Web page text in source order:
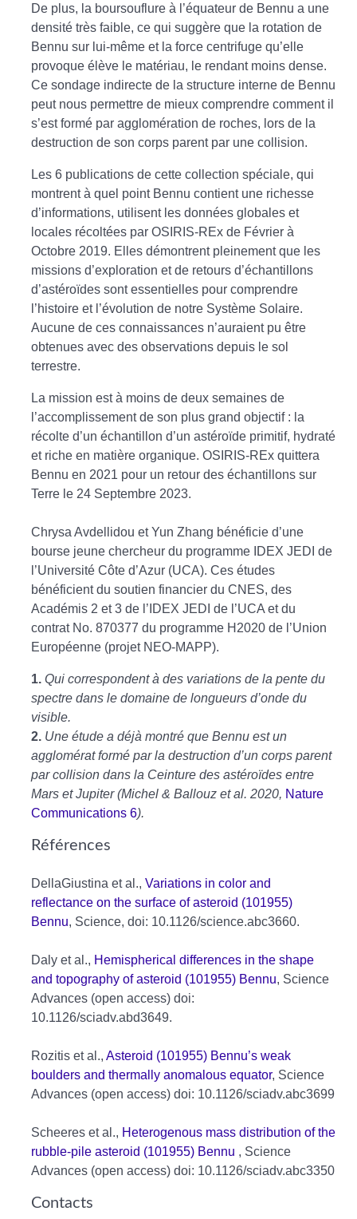
De plus, la boursouflure à l’équateur de Bennu a une
densité très faible, ce qui suggère que la rotation de
Bennu sur lui-même et la force centrifuge qu’elle
provoque élève le matériau, le rendant moins dense.
Ce sondage indirecte de la structure interne de Bennu
peut nous permettre de mieux comprendre comment il
s’est formé par agglomération de roches, lors de la
destruction de son corps parent par une collision.
Les 6 publications de cette collection spéciale, qui
montrent à quel point Bennu contient une richesse
d’informations, utilisent les données globales et
locales récoltées par OSIRIS-REx de Février à
Octobre 2019. Elles démontrent pleinement que les
missions d’exploration et de retours d’échantillons
d’astéroïdes sont essentielles pour comprendre
l’histoire et l’évolution de notre Système Solaire.
Aucune de ces connaissances n’auraient pu être
obtenues avec des observations depuis le sol
terrestre.
La mission est à moins de deux semaines de
l’accomplissement de son plus grand objectif : la
récolte d’un échantillon d’un astéroïde primitif, hydraté
et riche en matière organique. OSIRIS-REx quittera
Bennu en 2021 pour un retour des échantillons sur
Terre le 24 Septembre 2023.
Chrysa Avdellidou et Yun Zhang bénéficie d’une
bourse jeune chercheur du programme IDEX JEDI de
l’Université Côte d’Azur (UCA). Ces études
bénéficient du soutien financier du CNES, des
Académis 2 et 3 de l’IDEX JEDI de l’UCA et du
contrat No. 870377 du programme H2020 de l’Union
Européenne (projet NEO-MAPP).
1. Qui correspondent à des variations de la pente du
spectre dans le domaine de longueurs d’onde du
visible.
2. Une étude a déjà montré que Bennu est un
agglomérat formé par la destruction d’un corps parent
par collision dans la Ceinture des astéroïdes entre
Mars et Jupiter (Michel & Ballouz et al. 2020, Nature
Communications 6).
Références
DellaGiustina et al., Variations in color and
reflectance on the surface of asteroid (101955)
Bennu, Science, doi: 10.1126/science.abc3660.
Daly et al., Hemispherical differences in the shape
and topography of asteroid (101955) Bennu, Science
Advances (open access) doi:
10.1126/sciadv.abd3649.
Rozitis et al., Asteroid (101955) Bennu’s weak
boulders and thermally anomalous equator, Science
Advances (open access) doi: 10.1126/sciadv.abc3699
Scheeres et al., Heterogenous mass distribution of the
rubble-pile asteroid (101955) Bennu , Science
Advances (open access) doi: 10.1126/sciadv.abc3350
Contacts